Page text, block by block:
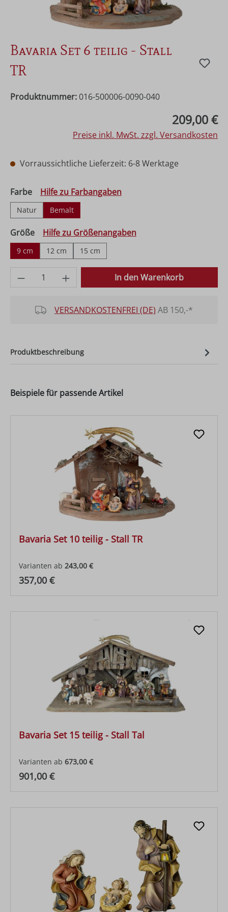
Bavaria Set 6 teilig - Stall
TR
Produktnummer: 016-500006-0090-040
209,00 €
Preise inkl. MwSt. zzgl. Versandkosten
Vorraussichtliche Lieferzeit: 6-8 Werktage
Farbeauswählen
Hilfe zu Farbangaben
Natur Bemalt
Größeauswählen
Hilfe zu Größenangaben
9 cm 12 cm 15 cm
Produkt Anzahl: Gib den gewünschten
In den Warenkorb
VERSANDKOSTENFREI (DE) AB 150,-*
Produktbeschreibung
Beispiele für passende Artikel
Bavaria Set 10 teilig - Stall TR
Varianten ab 243,00 €
Regulärer Preis:
357,00 €
Bavaria Set 15 teilig - Stall Tal
Varianten ab 673,00 €
Regulärer Preis:
901,00 €